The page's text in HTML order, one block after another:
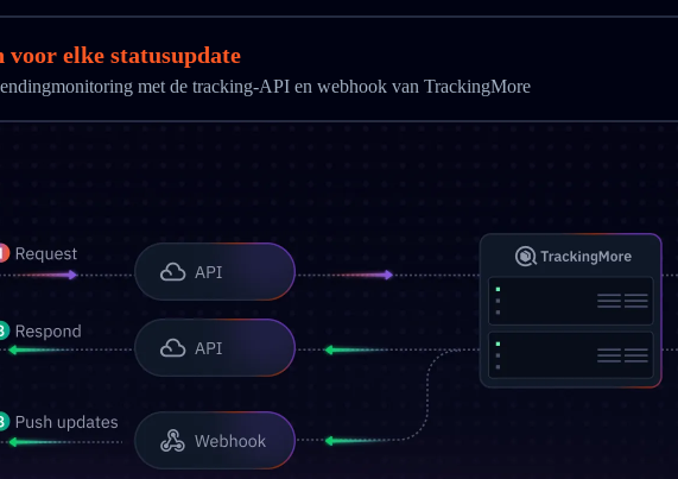
elke statusupdate
met de tracking-API en webhook van TrackingMore